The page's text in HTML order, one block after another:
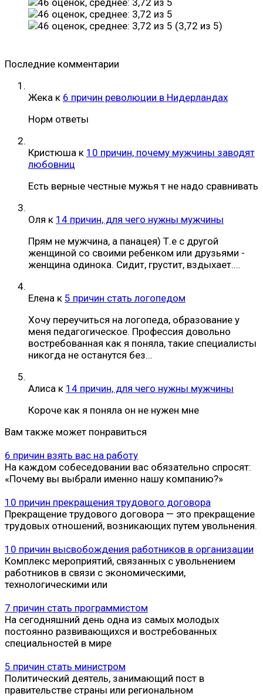
(3,72 из 5)
Последние комментарии
Жека к 6 причин революции в Нидерландах
Норм ответы
Кристюша к 10 причин, почему мужчины заводят
любовниц
Есть верные честные мужья т не надо сравнивать
Оля к 14 причин, для чего нужны мужчины
Прям не мужчина, а панацея) Т.е с другой
женщиной со своими ребенком или друзьями -
женщина одинока. Сидит, грустит, вздыхает.…
Елена к 5 причин стать логопедом
Хочу переучиться на логопеда, образование у
меня педагогическое. Профессия довольно
востребованная как я поняла, такие специалисты
никогда не останутся без…
Алиса к 14 причин, для чего нужны мужчины
Короче как я поняла он не нужен мне
Вам также может понравиться
6 причин взять вас на работу
На каждом собеседовании вас обязательно спросят:
«Почему вы выбрали именно нашу компанию?»
10 причин прекращения трудового договора
Прекращение трудового договора — это прекращение
трудовых отношений, возникающих путем увольнения.
10 причин высвобождения работников в организации
Комплекс мероприятий, связанных с увольнением
работников в связи с экономическими,
технологическими или
7 причин стать программистом
На сегодняшний день одна из самых молодых
постоянно развивающихся и востребованных
специальностей в мире
5 причин стать министром
Политический деятель, занимающий пост в
правительстве страны или региональном